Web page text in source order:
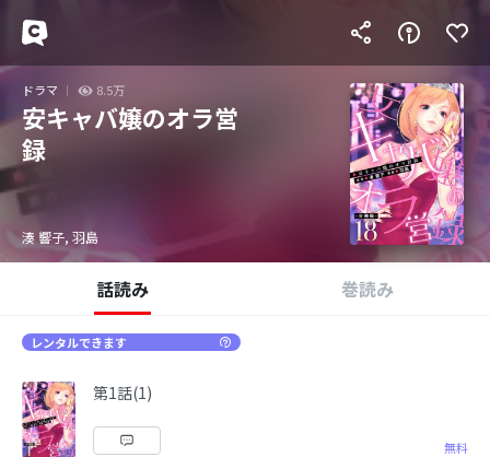
ドラマ 8.5万
安キャバ嬢のオラ営
録
湊 響子, 羽島
話読み 巻読み
レンタルできます
第1話(1)
無料